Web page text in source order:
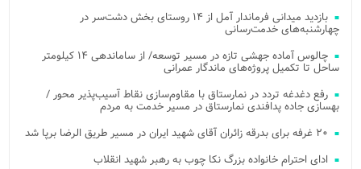
بازدید میدانی فرماندار آمل از ۱۴ روستای بخش دشت‌سر در
چهارشنبه‌های خدمت‌رسانی
چالوس آماده جهشی تازه در مسیر توسعه/ از ساماندهی ۱۴ کیلومتر
ساحل تا تکمیل پروژه‌های ماندگار عمرانی
رفع دغدغه تردد در نمارستاق با مقاوم‌سازی نقاط آسیب‌پذیر محور /
بهسازی جاده پدافندی نمارستاق در مسیر خدمت به مردم
۲۰ غرفه برای بدرقه زائران آقای شهید ایران در مسیر طریق الرضا برپا شد
ادای احترام خانواده بزرگ نکا چوب به رهبر شهید انقلاب